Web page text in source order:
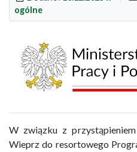
ogólne
W związku z
Wieprz do resortowego